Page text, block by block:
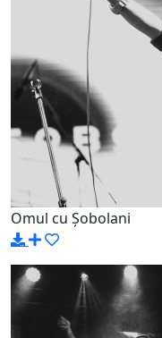
Omul cu Șobolani